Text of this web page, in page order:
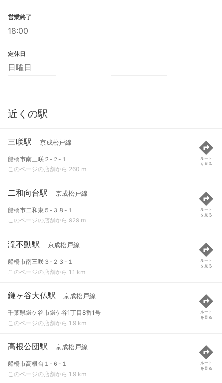
営業終了
18:00
定休日
日曜日
近くの駅
三咲駅 京成松戸線
船橋市南三咲２-２-１
このページの店舗から 260 m
ルート
を見る
二和向台駅 京成松戸線
船橋市二和東５-３８-１
このページの店舗から 929 m
ルート
を見る
滝不動駅 京成松戸線
船橋市南三咲３-２３-１
このページの店舗から 1.1 km
ルート
を見る
鎌ヶ谷大仏駅 京成松戸線
千葉県鎌ケ谷市鎌ケ谷1丁目8番1号
このページの店舗から 1.9 km
ルート
を見る
高根公団駅 京成松戸線
船橋市高根台１-６-１
このページの店舗から 1.9 km
ルート
を見る